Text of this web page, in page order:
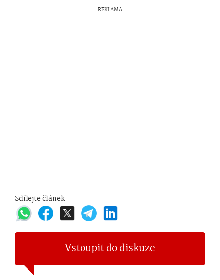
Sdílejte článek
Vstoupit do diskuze